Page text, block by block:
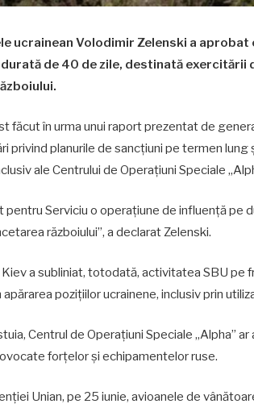
ucrainean Volodimir Zelenski a
durată de 40 de zile, destinată
făcut în urma unui raport prezentat de
privind planurile de sancțiuni pe termen
ale Centrului de Operațiuni Speciale
pentru Serviciu o operațiune de influență pe
războiului”, a declarat Zelenski.
Kiev a subliniat, totodată, activitatea SBU
pozițiilor ucrainene, inclusiv prin
Centrul de Operațiuni Speciale „Alpha”
forțelor și echipamentelor ruse.
Unian, pe 25 iunie, avioanele de